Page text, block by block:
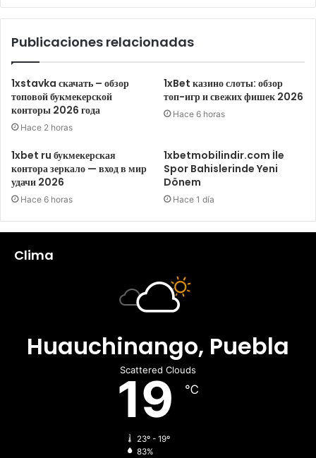
Publicaciones relacionadas
1xstavka скачать – обзор
топовой букмекерской
конторы 2026 года
Hace 2 horas
1xBet казино слоты: обзор
топ-игр и свежих фишек 2026
Hace 6 horas
1xbet ru букмекерская
контора зеркало — вход в мир
удачи 2026
Hace 6 horas
1xbetmobilindir.com İle
Spor Bahislerinde Yeni
Dönem
Hace 1 día
Clima
Huauchinango, Puebla
Scattered Clouds
19 ℃
23º - 19º
83%